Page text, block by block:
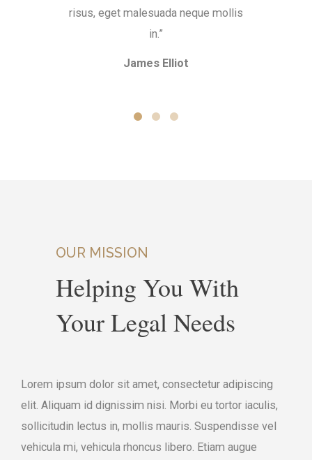
risus, eget malesuada neque mollis
in.”
James Elliot
OUR MISSION
Helping You With
Your Legal Needs
Lorem ipsum dolor sit amet, consectetur adipiscing
elit. Aliquam id dignissim nisi. Morbi eu tortor iaculis,
sollicitudin lectus in, mollis mauris. Suspendisse vel
vehicula mi, vehicula rhoncus libero. Etiam augue